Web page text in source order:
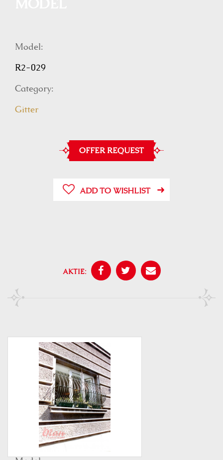
Model:
R2-029
Category:
Gitter
OFFER REQUEST
ADD TO WISHLIST
AKTIE: